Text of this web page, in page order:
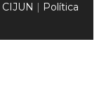
CIJUN
Política